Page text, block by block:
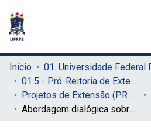
Início
01.5 - Pró-Reitoria de Extensão, Cultura e Cidadania (PROExC)
Projetos de Extensão (PROExC)
Abordagem dialógica sobre educação sexual na escola: orientações e informações sobre a sexualidade de forma consciente e respeitosa